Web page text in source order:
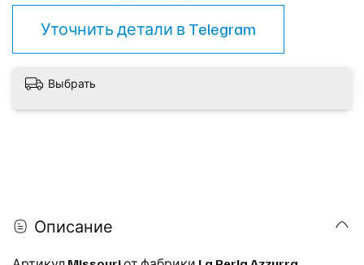
Уточнить детали вTelegram
Выбрать
Описание